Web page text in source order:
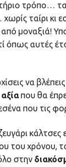
τρόπο… τα
ταίρι κι
μοναξιά!
όπως αυτές
να
αξίαπου θα
που τις
κάλτσες
του χρόνου,
στην